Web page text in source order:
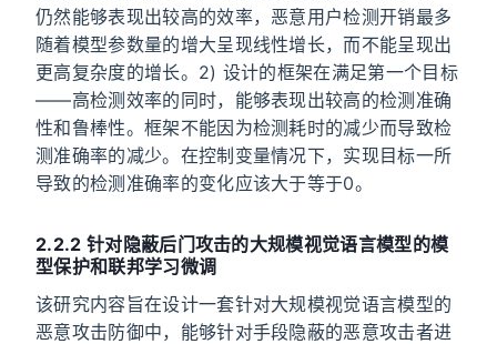
仍然能够表现出较高的效率，恶意用户检测开销最多
随着模型参数量的增大呈现线性增长，而不能呈现出
更高复杂度的增长。2) 设计的框架在满足第一个目标
——高检测效率的同时，能够表现出较高的检测准确
性和鲁棒性。框架不能因为检测耗时的减少而导致检
测准确率的减少。在控制变量情况下，实现目标一所
导致的检测准确率的变化应该大于等于0。
2.2.2 针对隐蔽后门攻击的大规模视觉语言模型的模
型保护和联邦学习微调
该研究内容旨在设计一套针对大规模视觉语言模型的
恶意攻击防御中，能够针对手段隐蔽的恶意攻击者进